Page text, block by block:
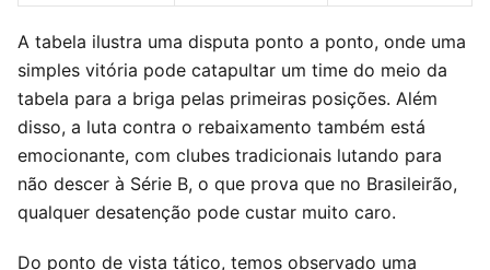
A tabela ilustra uma disputa ponto a ponto, onde uma
simples vitória pode catapultar um time do meio da
tabela para a briga pelas primeiras posições. Além
disso, a luta contra o rebaixamento também está
emocionante, com clubes tradicionais lutando para
não descer à Série B, o que prova que no Brasileirão,
qualquer desatenção pode custar muito caro.
Do ponto de vista tático, temos observado uma